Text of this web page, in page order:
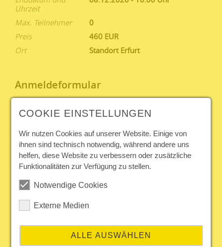
Uhrzeit
Max. Teilnehmer
0
Preis
460 EUR
Ort
Standort Erfurt
Anmeldeformular
Geschlecht
Nicht
Weiblich Männlich
Vorname*
Nachname*
Titel
Firma
COOKIE EINSTELLUNGEN
Wir nutzen Cookies auf unserer Website. Einige von
ihnen sind technisch notwendig, während andere uns
helfen, diese Website zu verbessern oder zusätzliche
Funktionalitäten zur Verfügung zu stellen.
Notwendige Cookies
Externe Medien
ALLE AUSWÄHLEN